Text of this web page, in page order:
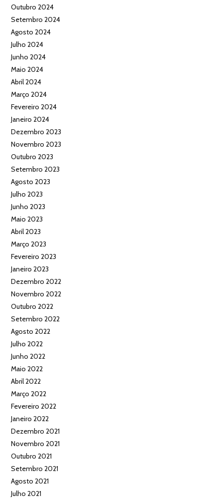
Outubro 2024
Setembro 2024
Agosto 2024
Julho 2024
Junho 2024
Maio 2024
Abril 2024
Março 2024
Fevereiro 2024
Janeiro 2024
Dezembro 2023
Novembro 2023
Outubro 2023
Setembro 2023
Agosto 2023
Julho 2023
Junho 2023
Maio 2023
Abril 2023
Março 2023
Fevereiro 2023
Janeiro 2023
Dezembro 2022
Novembro 2022
Outubro 2022
Setembro 2022
Agosto 2022
Julho 2022
Junho 2022
Maio 2022
Abril 2022
Março 2022
Fevereiro 2022
Janeiro 2022
Dezembro 2021
Novembro 2021
Outubro 2021
Setembro 2021
Agosto 2021
Julho 2021